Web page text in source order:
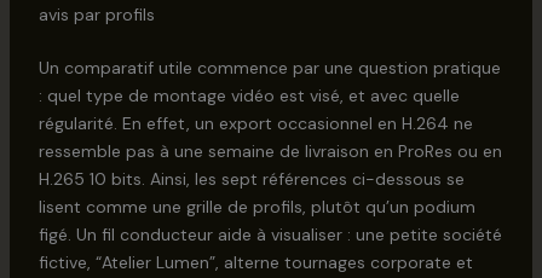
avis par profils
Un comparatif utile commence par une question pratique
: quel type de montage vidéo est visé, et avec quelle
régularité. En effet, un export occasionnel en H.264 ne
ressemble pas à une semaine de livraison en ProRes ou en
H.265 10 bits. Ainsi, les sept références ci-dessous se
lisent comme une grille de profils, plutôt qu’un podium
figé. Un fil conducteur aide à visualiser : une petite société
fictive, “Atelier Lumen”, alterne tournages corporate et